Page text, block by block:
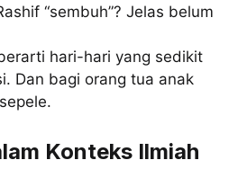
“sembuh”? Jelas belum
hari-hari yang sedikit
Dan bagi orang tua anak
Konteks Ilmiah